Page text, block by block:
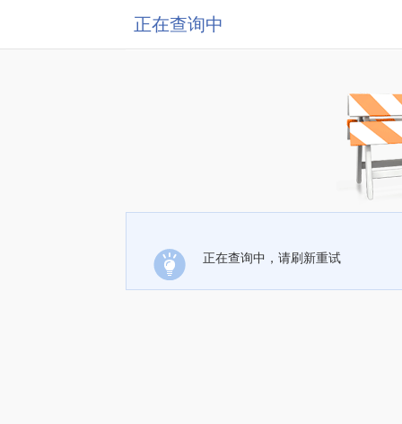
正在查询中
正在查询中，请刷新重试